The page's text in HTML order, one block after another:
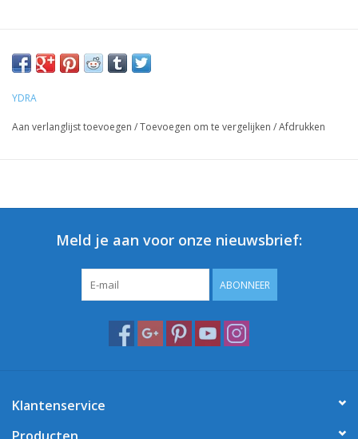
YDRA
Aan verlanglijst toevoegen /Toevoegen om te vergelijken /Afdrukken
Meld je aan voor onze nieuwsbrief:
ABONNEER
Klantenservice